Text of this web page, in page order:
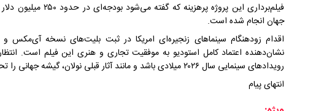
فیلم‌برداری این پروژه
جهان انجام شده است.
اقدام زودهنگام سینماهای زنجیره‌ای امریکا در ثبت بلیت‌های نسخه آی‌مکس
نشان‌دهنده اعتماد کامل استودیو به موفقیت تجاری و هنری این فیلم است.
رویدادهای سینمایی سال ۲۰۲۶ میلادی باشد و مانند آثار قبلی نولان، گیشه جهانی را تحت‌تأثیر قرار دهد.
انتهای پیام